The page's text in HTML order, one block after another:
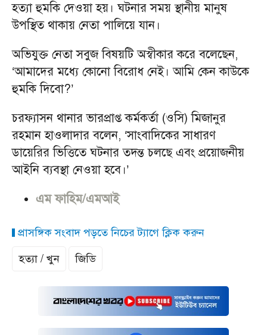
হত্যা হুমকি দেওয়া হয়। ঘটনার সময় স্থানীয় মানুষ
উপস্থিত থাকায় নেতা পালিয়ে যান।
অভিযুক্ত নেতা সবুজ বিষয়টি অস্বীকার করে বলেছেন,
‘আমাদের মধ্যে কোনো বিরোধ নেই। আমি কেন কাউকে
হুমকি দিবো?’
চরফ্যাসন থানার ভারপ্রাপ্ত কর্মকর্তা (ওসি) মিজানুর
রহমান হাওলাদার বলেন, ‘সাংবাদিকের সাধারণ
ডায়েরির ভিত্তিতে ঘটনার তদন্ত চলছে এবং প্রয়োজনীয়
আইনি ব্যবস্থা নেওয়া হবে।’
এম ফাহিম/এমআই
প্রাসঙ্গিক সংবাদ পড়তে নিচের ট্যাগে ক্লিক করুন
হত্যা / খুন
জিডি